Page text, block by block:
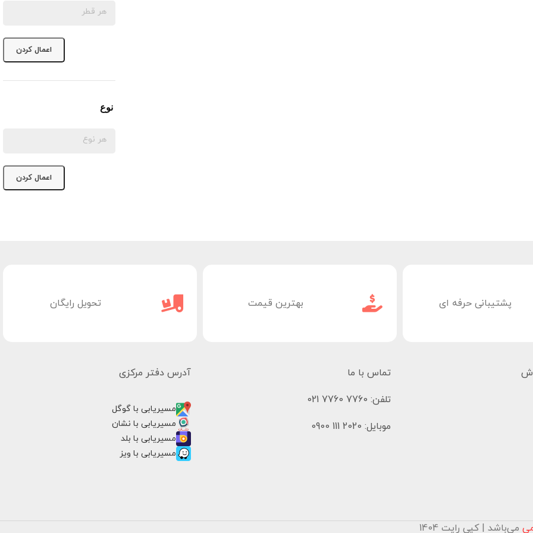
اعمال کردن
نوع
اعمال کردن
تحویل رایگان بهترین قیمت پشتیبانی حرفه ای
آدرس دفتر مرکزی
مسیریابی با گوگل
مسیریابی با نشان
مسیریابی با بلد
مسیریابی با ویز
تماس با ما
تلفن: 7760 7760 021
موبایل: 2020 111 0900
می‌باشد | کپی رایت 1404